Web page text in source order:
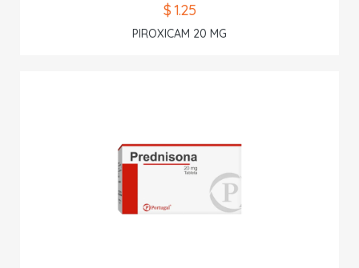
$ 1.25
PIROXICAM 20 MG